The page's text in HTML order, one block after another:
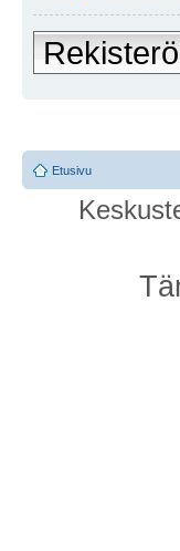
Etusivu